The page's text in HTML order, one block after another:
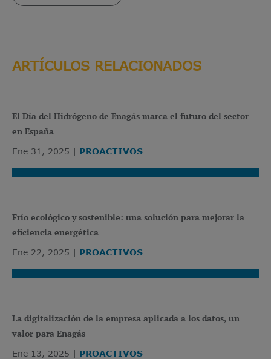
ARTÍCULOS RELACIONADOS
El Día del Hidrógeno de Enagás marca el futuro del sector
en España
Ene 31, 2025 PROACTIVOS
Frío ecológico y sostenible: una solución para mejorar la
eficiencia energética
Ene 22, 2025 PROACTIVOS
La digitalización de la empresa aplicada a los datos, un
valor para Enagás
Ene 13, 2025 PROACTIVOS